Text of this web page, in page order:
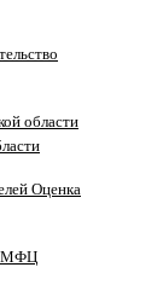
Оценка
МФЦ